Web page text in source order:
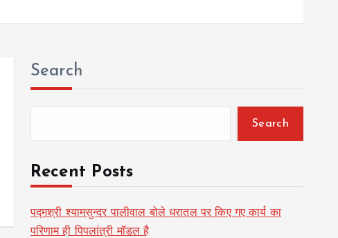
Search
Search
Recent Posts
पद्मश्री श्यामसुन्दर पालीवाल बोले धरातल पर किए गए कार्य का
परिणाम ही पिपलांत्री मॉडल है